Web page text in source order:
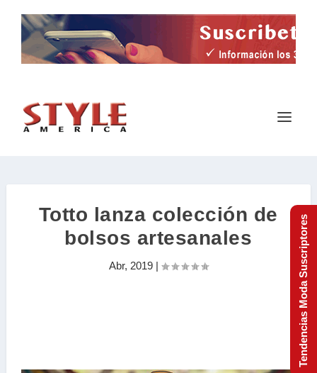
Totto lanza colección de
bolsos artesanales
Abr, 2019| Tendencias Moda Suscriptores